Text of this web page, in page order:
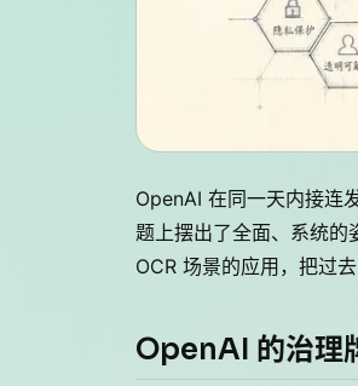
OpenAI 在同一天内接连
题上摆出了全面、系统
OCR 场景的应用，把过
OpenAI 的治理